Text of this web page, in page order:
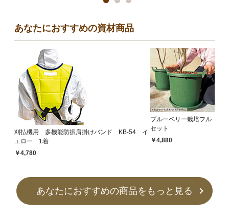
あなたにおすすめの資材商品
刈払機用 多機能防振肩掛けバンド KB-54 イ
エロー 1着
￥4,780
ブルーベリー栽培フル
セット
￥4,880
あなたにおすすめの商品をもっと見る